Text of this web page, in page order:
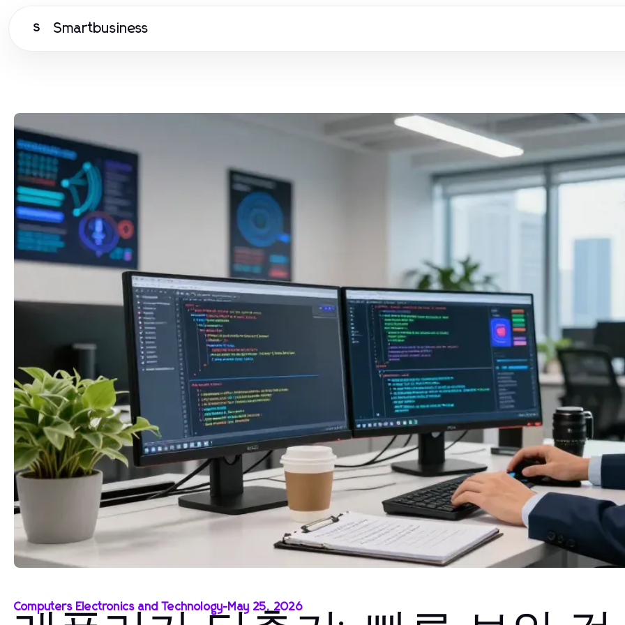
S Smartbusiness
Computers Electronics and Technology-May 25, 2026